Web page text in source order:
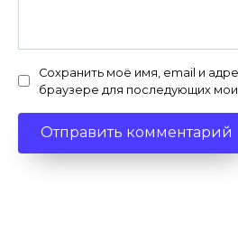
Сохранить моё имя, email и
браузере для последующих